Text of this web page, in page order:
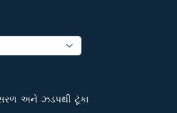
અને ઝડપથી ટૂંકા